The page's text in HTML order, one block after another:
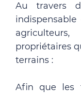
Au travers
propriétaires
terrains :
Afin que les